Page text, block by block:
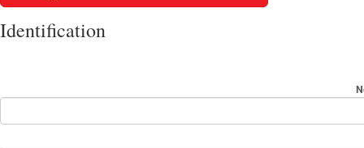
Identification